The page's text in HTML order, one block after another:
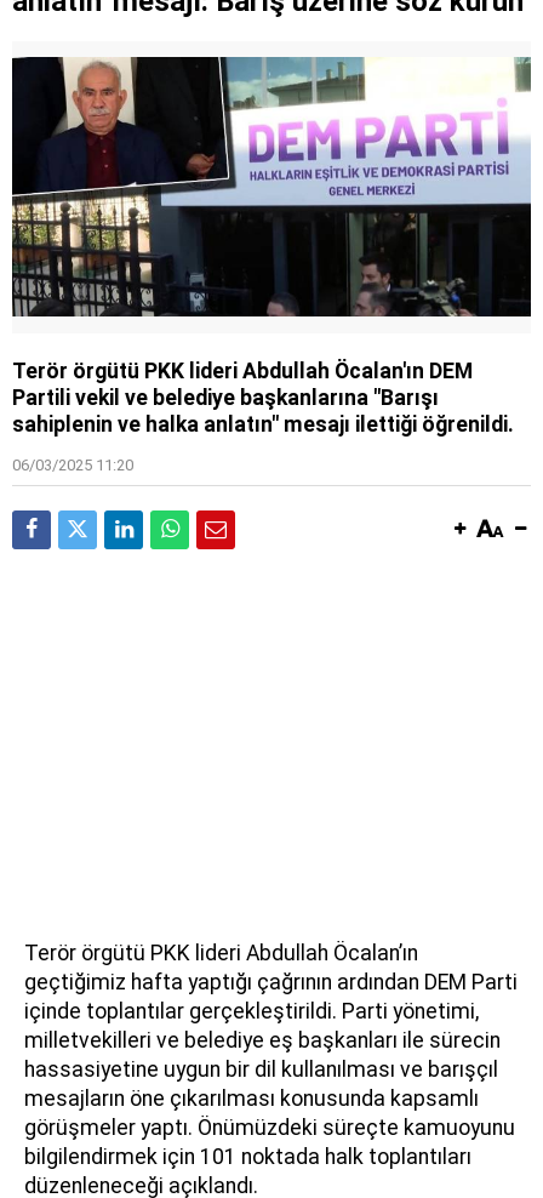
Terör örgütü PKK lideri Abdullah Öcalan'ın DEM
Partili vekil ve belediye başkanlarına "Barışı
sahiplenin ve halka anlatın" mesajı ilettiği öğrenildi.
06/03/2025 11:20
Terör örgütü PKK lideri Abdullah Öcalan’ın
geçtiğimiz hafta yaptığı çağrının ardından DEM Parti
içinde toplantılar gerçekleştirildi. Parti yönetimi,
milletvekilleri ve belediye eş başkanları ile sürecin
hassasiyetine uygun bir dil kullanılması ve barışçıl
mesajların öne çıkarılması konusunda kapsamlı
görüşmeler yaptı. Önümüzdeki süreçte kamuoyunu
bilgilendirmek için 101 noktada halk toplantıları
düzenleneceği açıklandı.